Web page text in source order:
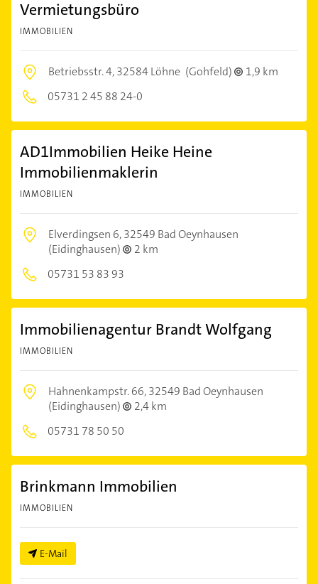
Vermietungsbüro
IMMOBILIEN
Betriebsstr. 4,32584 Löhne (Gohfeld)
1,9 km
05731 2 45 88 24-0
AD1Immobilien Heike Heine
Immobilienmaklerin
IMMOBILIEN
Elverdingsen 6,32549 Bad Oeynhausen
(Eidinghausen)
2 km
05731 53 83 93
Immobilienagentur Brandt Wolfgang
IMMOBILIEN
Hahnenkampstr. 66,32549 Bad Oeynhausen
(Eidinghausen)
2,4 km
05731 78 50 50
Brinkmann Immobilien
IMMOBILIEN
E-Mail